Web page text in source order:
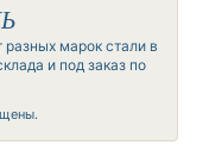
марок стали в
и под заказ по